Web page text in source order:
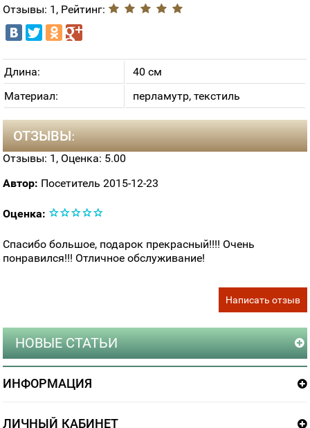
Отзывы: 1, Рейтинг:
Длина:
40 см
Материал:
перламутр, текстиль
ОТЗЫВЫ:
Отзывы: 1 , Оценка: 5.00
Автор: Посетитель 2015-12-23
Оценка:
Спасибо большое, подарок прекрасный!!!! Очень
понравился!!! Отличное обслуживание!
Написать отзыв
НОВЫЕ СТАТЬИ
ИНФОРМАЦИЯ
ЛИЧНЫЙ КАБИНЕТ